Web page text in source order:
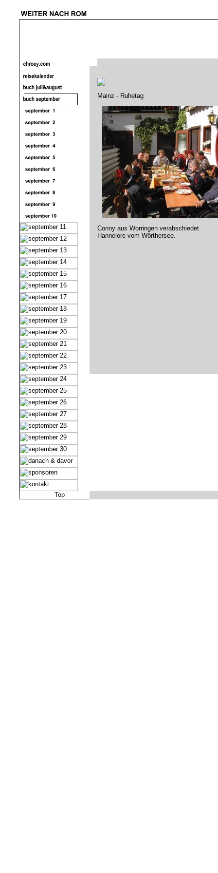
Mainz - Ruhetag
Conny aus Worringen verabschiedet
Hannelore vom Wörthersee.